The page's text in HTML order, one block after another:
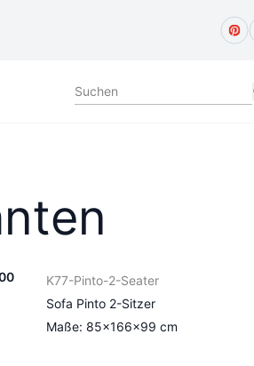
K77-Pinto-2-Seater
Sofa Pinto 2-Sitzer
Maße: 85×166×99 cm